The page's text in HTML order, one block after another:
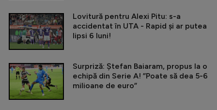
Lovitură pentru Alexi Pitu: s-a
accidentat în UTA - Rapid și ar putea
lipsi 6 luni!
Surpriză: Ștefan Baiaram, propus la o
echipă din Serie A! ”Poate să dea 5-6
milioane de euro”